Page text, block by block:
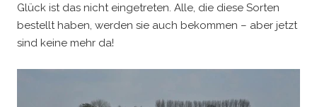
Glück ist das nicht eingetreten. Alle, die diese Sorten
bestellt haben, werden sie auch bekommen – aber jetzt
sind keine mehr da!